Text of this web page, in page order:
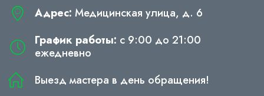
Адрес: Медицинская улица, д. 6
График работы: с 9:00 до 21:00
ежедневно
Выезд мастера в день обращения!